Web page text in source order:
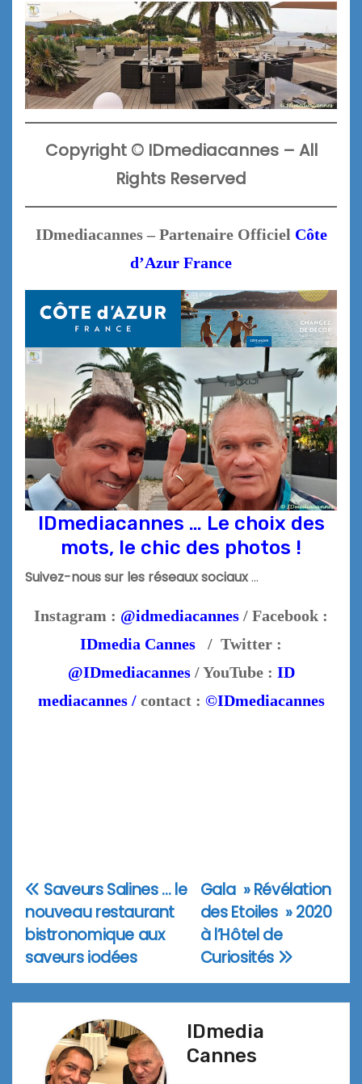
Copyright© IDmediacannes – All
Rights Reserved
IDmediacannes – Partenaire Officiel Côte
d’Azur France
IDmediacannes … Le choix des
mots, le chic des photos !
Suivez-nous sur les réseaux sociaux…
Instagram : @idmediacannes / Facebook :
IDmedia Cannes / Twitter :
@IDmediacannes/ YouTube : ID
mediacannes / contact : ©IDmediacannes
Navigation
de
l’article
Gala » Révélation
des Etoiles » 2020
à l’Hôtel de
Curiosités
Saveurs Salines … le
nouveau restaurant
bistronomique aux
saveurs iodées
IDmedia
Cannes